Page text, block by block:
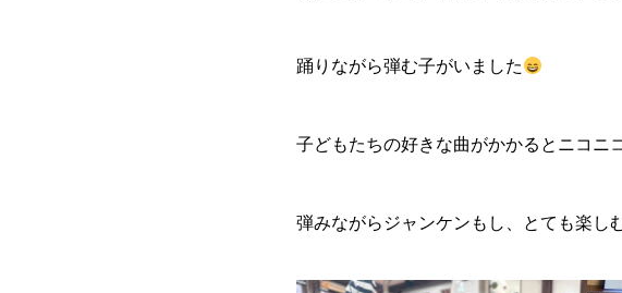
踊りながら弾む子がいました
子どもたちの好きな曲がかかるとニコニ
弾みながらジャンケンもし、とても楽し